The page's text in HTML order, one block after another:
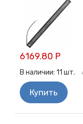
6169.80 Р
В наличии: 11 шт.
Купить